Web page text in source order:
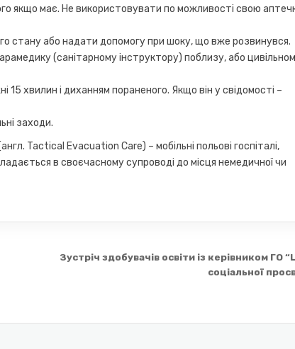
якщо має. Не використовувати по можливості свою
стану або надати допомогу при шоку, що вже розвинувся.
(санітарному інструктору) поблизу, або
15 хвилин і диханням пораненого. Якщо він у свідомості –
заходи.
Tactical Evacuation Care) – мобільні польові госпіталі,
в своєчасному супроводі до місця немедичної чи
Зустріч здобувачів освіти із керівником ГО
соціальної